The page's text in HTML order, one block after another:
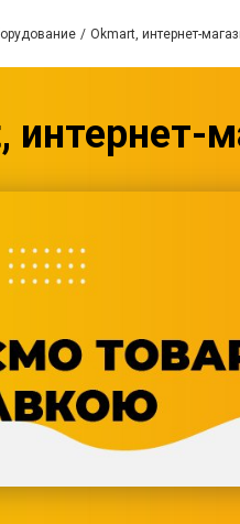
Okmart, интернет-
интернет-